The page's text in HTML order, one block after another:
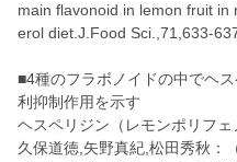
main flavonoid in lemon fruit
erol diet.J.Food Sci.,71,633-
■4種のフラボノイドの中でヘ
利抑制作用を示す
ヘスペリジン（レモンポリフェ
久保道徳,矢野真紀,松田秀秋：